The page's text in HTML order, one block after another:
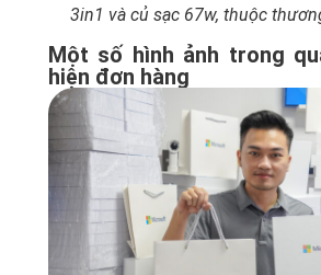
3in1 và củ sạc 67w, thuộc
Một số hình ảnh trong
hiện đơn hàng